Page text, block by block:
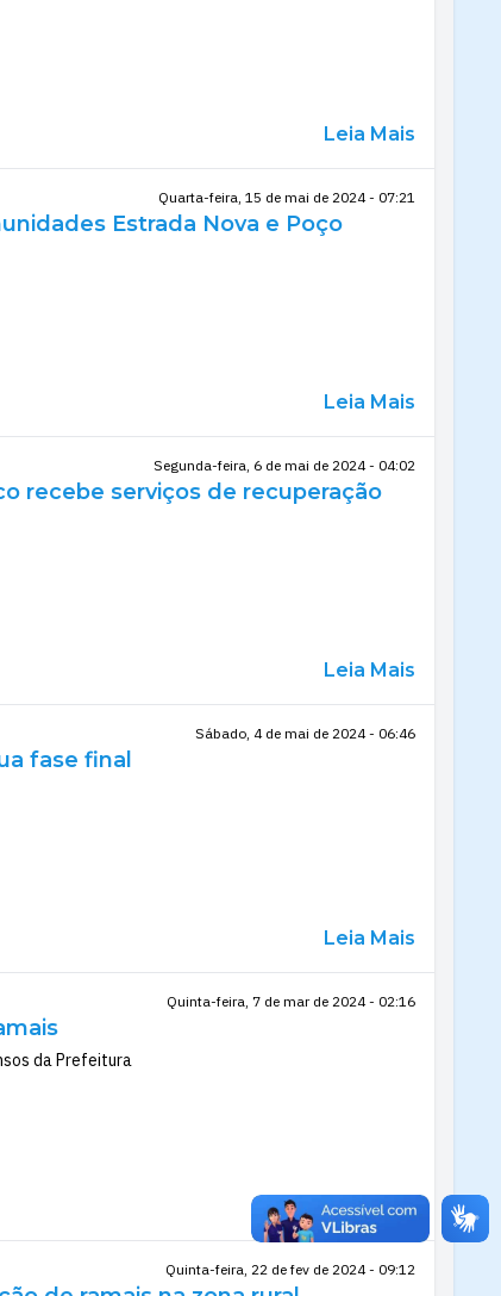
Leia Mais
Quarta-feira, 15 de mai de 2024 - 07:21
Estrada Nova e Poço
Leia Mais
Segunda-feira, 6 de mai de 2024 - 04:02
recebe serviços de recuperação
Leia Mais
Sábado, 4 de mai de 2024 - 06:46
fase final
Leia Mais
Quinta-feira, 7 de mar de 2024 - 02:16
da Prefeitura
Leia Mais
Quinta-feira, 22 de fev de 2024 - 09:12